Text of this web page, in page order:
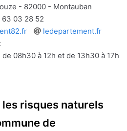
- 82000 - Montauban
63 03 28 52
Site
ledepartement.fr
08h30 à 12h et de 13h30 à 17h
risques naturels
de